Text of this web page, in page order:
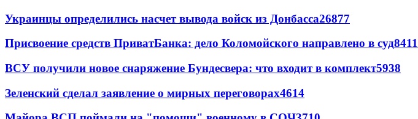
Украинцы определились насчет вывода войск из Донбасса26877
Присвоение средств ПриватБанка: дело Коломойского направлено в суд8411
ВСУ получили новое снаряжение Бундесвера: что входит в комплект5938
Зеленский сделал заявление о мирных переговорах4614